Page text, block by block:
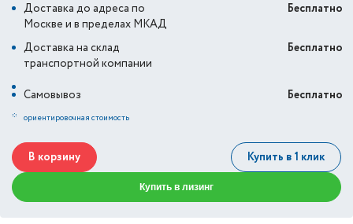
Доставка до адреса по
Москве и в пределах МКАД
Бесплатно
Доставка на склад
транспортной компании
Бесплатно
Самовывоз
Бесплатно
* ориентировочная стоимость
В корзину Купить в 1 клик
Купить в лизинг